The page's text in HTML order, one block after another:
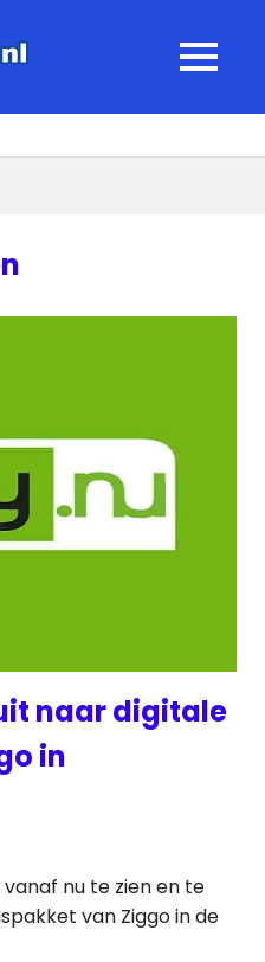
MENU
naar digitale
in
nu te zien en te
van Ziggo in de